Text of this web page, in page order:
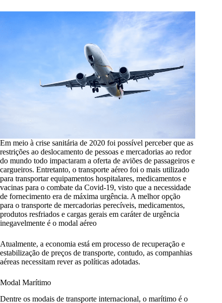
Em meio à crise sanitária de 2020 foi possível perceber que as
restrições ao deslocamento de pessoas e mercadorias ao redor
do mundo todo impactaram a oferta de aviões de passageiros e
cargueiros. Entretanto, o transporte aéreo foi o mais utilizado
para transportar equipamentos hospitalares, medicamentos e
vacinas para o combate da Covid-19, visto que a necessidade
de fornecimento era de máxima urgência. A melhor opção
para o transporte de mercadorias perecíveis, medicamentos,
produtos resfriados e cargas gerais em caráter de urgência
inegavelmente é o modal aéreo
Atualmente, a economia está em processo de recuperação e
estabilização de preços de transporte, contudo, as companhias
aéreas necessitam rever as políticas adotadas.
Modal Marítimo
Dentre os modais de transporte internacional, o marítimo é o